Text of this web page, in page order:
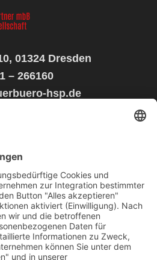
01324 Dresden
– 266160
hsp.de
Uhr